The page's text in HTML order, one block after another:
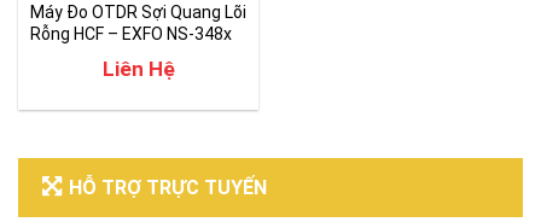
HỖ TRỢ TRỰC TUYẾN
Máy Đo OTDR Sợi Quang Lõi
Rỗng HCF – EXFO NS-348x
Liên Hệ